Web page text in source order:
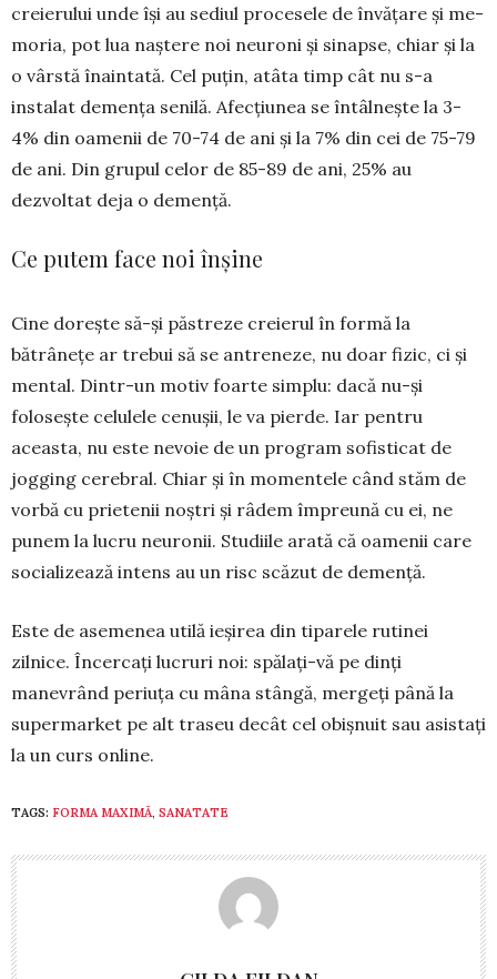
creierului unde își au sediul procesele de învățare și me­
mo­ria, pot lua naștere noi neuroni și sinapse, chiar și la
o vârstă înaintată. Cel puțin, atâta timp cât nu s-a
instalat demența senilă. Afecțiunea se întâl­nește la 3-
4% din oamenii de 70-74 de ani și la 7% din cei de 75-79
de ani. Din grupul celor de 85-89 de ani, 25% au
dezvoltat deja o demență.
Ce putem face noi înșine
Cine dorește să-și păstreze creierul în formă la
bătrânețe ar trebui să se antre­neze, nu doar fizic, ci și
mental. Dintr-un motiv foarte simplu: dacă nu-și
folosește celulele cenușii, le va pierde. Iar pentru
aceasta, nu este nevoie de un program sofisticat de
jogging cerebral. Chiar și în momen­tele când stăm de
vorbă cu prietenii noștri și râdem îm­preună cu ei, ne
punem la lu­cru neuronii. Studiile arată că oamenii care
socializează intens au un risc scăzut de de­mență.
Este de asemenea utilă ieșirea din tiparele ruti­nei
zilnice. Încer­cați lucruri noi: spălați-vă pe dinți
manevrând periuța cu mâna stângă, mergeți până la
supermarket pe alt traseu decât cel obiș­nuit sau asistați
la un curs online.
TAGS: FORMA MAXIMĂ, SANATATE